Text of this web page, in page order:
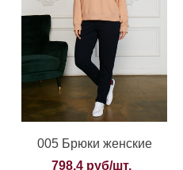
005 Брюки женские
798,4 руб/шт.